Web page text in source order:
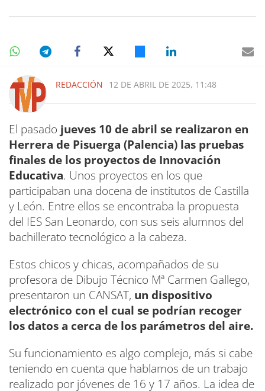
REDACCIÓN 12 DE ABRIL DE 2025, 11:48
El pasado jueves 10 de abril se realizaron en
Herrera de Pisuerga (Palencia) las pruebas
finales de los proyectos de Innovación
Educativa. Unos proyectos en los que
participaban una docena de institutos de Castilla
y León. Entre ellos se encontraba la propuesta
del IES San Leonardo, con sus seis alumnos del
bachillerato tecnológico a la cabeza.
Estos chicos y chicas, acompañados de su
profesora de Dibujo Técnico Mª Carmen Gallego,
presentaron un CANSAT, un dispositivo
electrónico con el cual se podrían recoger
los datos a cerca de los parámetros del aire.
Su funcionamiento es algo complejo, más si cabe
teniendo en cuenta que hablamos de un trabajo
realizado por jóvenes de 16 y 17 años. La idea de